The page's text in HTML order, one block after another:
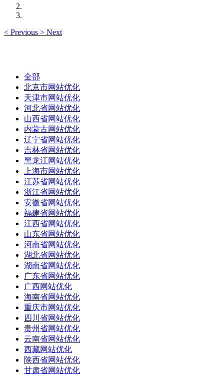
< Previous > Next
全部
北京市网站优化
天津市网站优化
河北省网站优化
山西省网站优化
内蒙古网站优化
辽宁省网站优化
吉林省网站优化
黑龙江网站优化
上海市网站优化
江苏省网站优化
浙江省网站优化
安徽省网站优化
福建省网站优化
江西省网站优化
山东省网站优化
河南省网站优化
湖北省网站优化
湖南省网站优化
广东省网站优化
广西网站优化
海南省网站优化
重庆市网站优化
四川省网站优化
贵州省网站优化
云南省网站优化
西藏网站优化
陕西省网站优化
甘肃省网站优化